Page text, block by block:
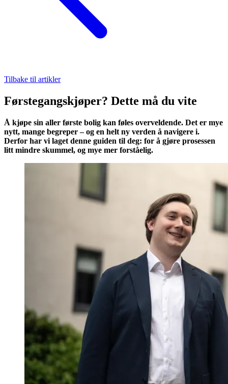
Tilbake til artikler
Førstegangskjøper? Dette må du vite
Å kjøpe sin aller første bolig kan føles overveldende. Det er mye
nytt, mange begreper – og en helt ny verden å navigere i.
Derfor har vi laget denne guiden til deg: for å gjøre prosessen
litt mindre skummel, og mye mer forståelig.